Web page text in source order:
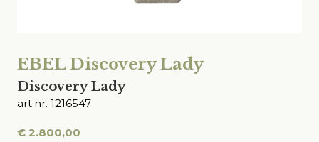
EBEL Discovery Lady
Discovery Lady
art.nr. 1216547
€ 2.800,00